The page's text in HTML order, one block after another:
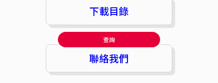
下載目錄
查詢
聯絡我們